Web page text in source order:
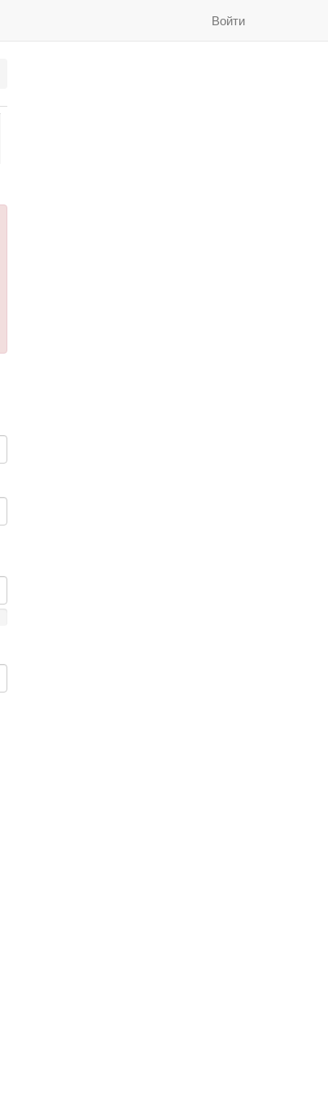
Войти